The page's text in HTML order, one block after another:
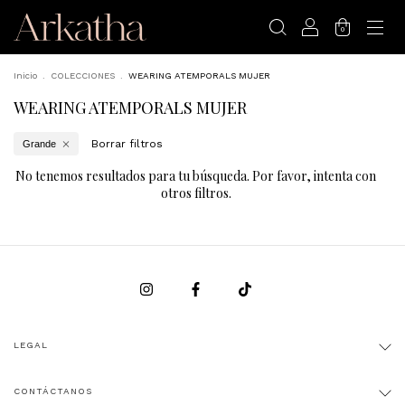
0
Inicio COLECCIONES WEARING ATEMPORALS MUJER
WEARING ATEMPORALS MUJER
Grande Borrar filtros
No tenemos resultados para tu búsqueda. Por favor, intenta con
otros filtros.
LEGAL
CONTÁCTANOS